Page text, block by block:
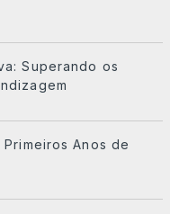
Superando os
Anos de